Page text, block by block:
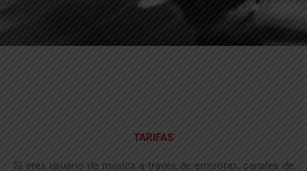
TARIFAS
Si eres usuario de música a través de emisoras, canales de